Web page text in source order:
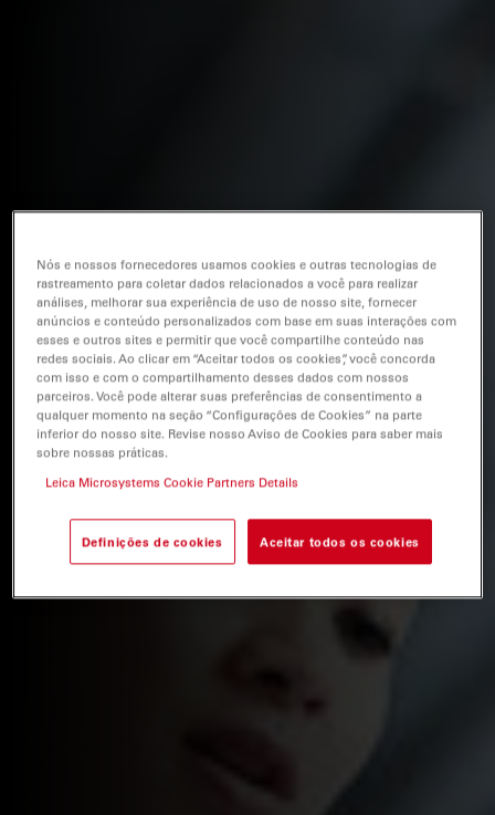
Nós e nossos fornecedores usamos cookies e outras tecnologias de
rastreamento para coletar dados relacionados a você para realizar
análises, melhorar sua experiência de uso de nosso site, fornecer
anúncios e conteúdo personalizados com base em suas interações com
esses e outros sites e permitir que você compartilhe conteúdo nas
redes sociais. Ao clicar em “Aceitar todos os cookies”, você concorda
com isso e com o compartilhamento desses dados com nossos
parceiros. Você pode alterar suas preferências de consentimento a
qualquer momento na seção “Configurações de Cookies” na parte
inferior do nosso site. Revise nosso Aviso de Cookies para saber mais
sobre nossas práticas.
Leica Microsystems Cookie Partners Details
Definições de cookies Aceitar todos os cookies